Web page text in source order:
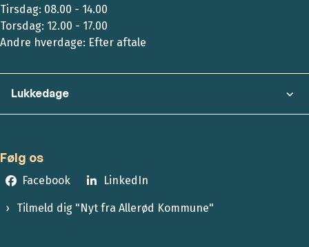
Tirsdag: 08.00 - 14.00
Torsdag: 12.00 - 17.00
Andre hverdage: Efter aftale
Lukkedage
Følg os
Facebook LinkedIn
Tilmeld dig "Nyt fra Allerød Kommune"